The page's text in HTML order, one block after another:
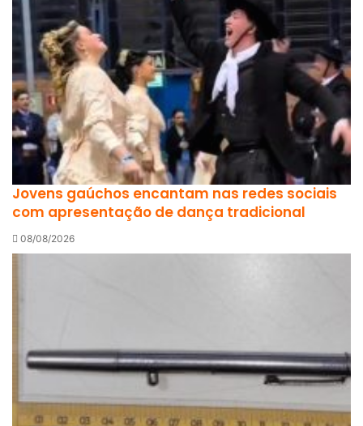
Jovens gaúchos encantam nas redes sociais
com apresentação de dança tradicional
08/08/2026